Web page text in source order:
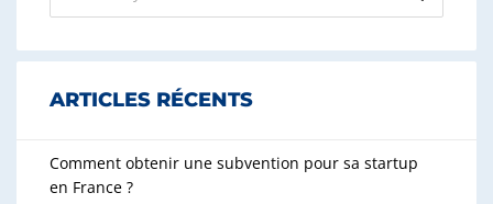
ARTICLES RÉCENTS
Comment obtenir une subvention pour sa startup
en France ?